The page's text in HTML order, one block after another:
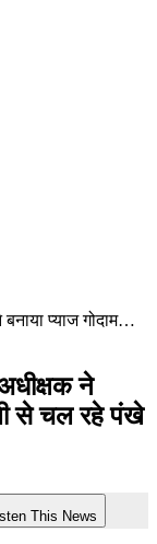
प्याज गोदाम…
ने
से चल रहे पंखे
This News